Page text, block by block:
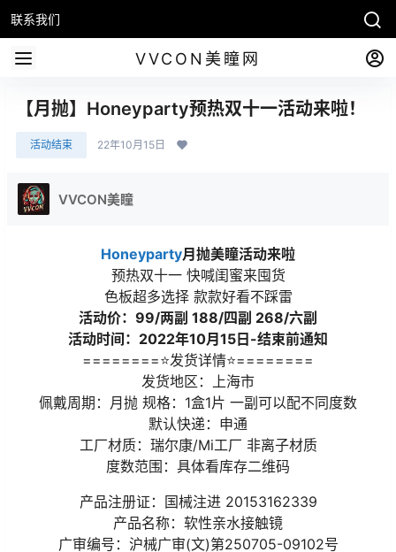
联系我们
VVCON美瞳网
【月抛】Honeyparty预热双十一活动来啦！
活动结束 22年10月15日
VVCON美瞳
Honeyparty月抛美瞳活动来啦
预热双十一 快喊闺蜜来囤货
色板超多选择 款款好看不踩雷
活动价：99/两副 188/四副 268/六副
活动时间：2022年10月15日-结束前通知
========⭐发货详情⭐========
发货地区：上海市
佩戴周期：月抛 规格：1盒1片 一副可以配不同度数
默认快递：申通
工厂材质：瑞尔康/Mi工厂 非离子材质
度数范围：具体看库存二维码
产品注册证：国械注进 20153162339
产品名称：软性亲水接触镜
广审编号：沪械广审(文)第250705-09102号